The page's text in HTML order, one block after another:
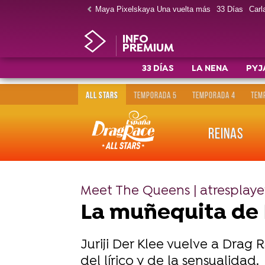
Maya Pixelskaya Una vuelta más 33 Días
INFO
PREMIUM
33 DÍAS LA NENA
ALL STARS TEMPORADA 5 TEMPORADA 4
REINAS
Meet The Queens |
La muñequita de
Juriji Der Klee vuelve a Drag
del lírico y de la sensualidad.